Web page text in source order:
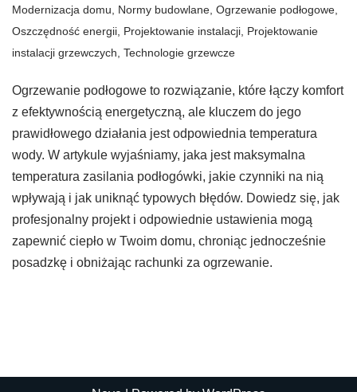
Modernizacja domu
Normy budowlane Ogrzewanie podłogowe
Oszczędność energii Projektowanie instalacji Projektowanie
instalacji grzewczych Technologie grzewcze
Ogrzewanie podłogowe to rozwiązanie, które łączy komfort
z efektywnością energetyczną, ale kluczem do jego
prawidłowego działania jest odpowiednia temperatura
wody. W artykule wyjaśniamy, jaka jest maksymalna
temperatura zasilania podłogówki, jakie czynniki na nią
wpływają i jak uniknąć typowych błędów. Dowiedz się, jak
profesjonalny projekt i odpowiednie ustawienia mogą
zapewnić ciepło w Twoim domu, chroniąc jednocześnie
posadzkę i obniżając rachunki za ogrzewanie.